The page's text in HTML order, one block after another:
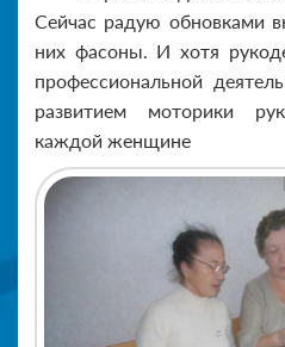
Сейчас радую обновками
них фасоны. И хотя
профессиональной
развитием моторики
каждой женщине